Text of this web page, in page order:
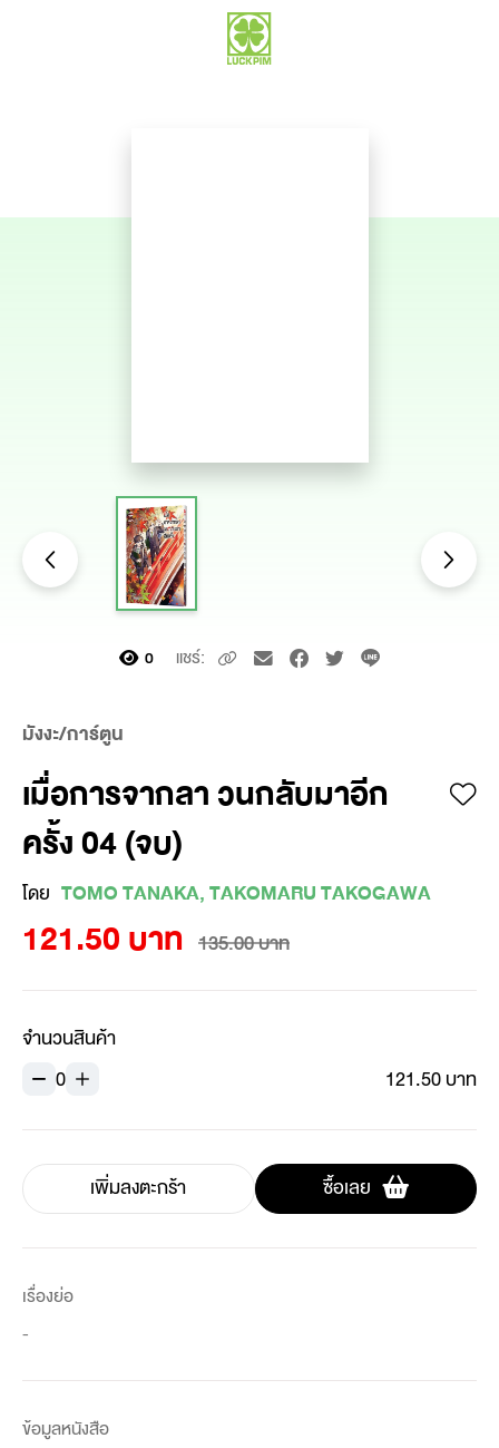
0 แชร์:
มังงะ/การ์ตูน
เมื่อการจากลา วนกลับมาอีก
ครั้ง 04 (จบ)
โดย TOMO TANAKA, TAKOMARU TAKOGAWA
121.50 บาท 135.00 บาท
จำนวนสินค้า
0
121.50 บาท
เพิ่มลงตะกร้า ซื้อเลย
เรื่องย่อ
-
ข้อมูลหนังสือ